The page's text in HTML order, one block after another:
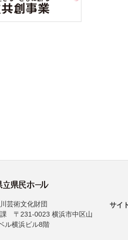
芸術文化財団
〒231-0023 横浜市中区山
ル横浜ビル8階
サイ